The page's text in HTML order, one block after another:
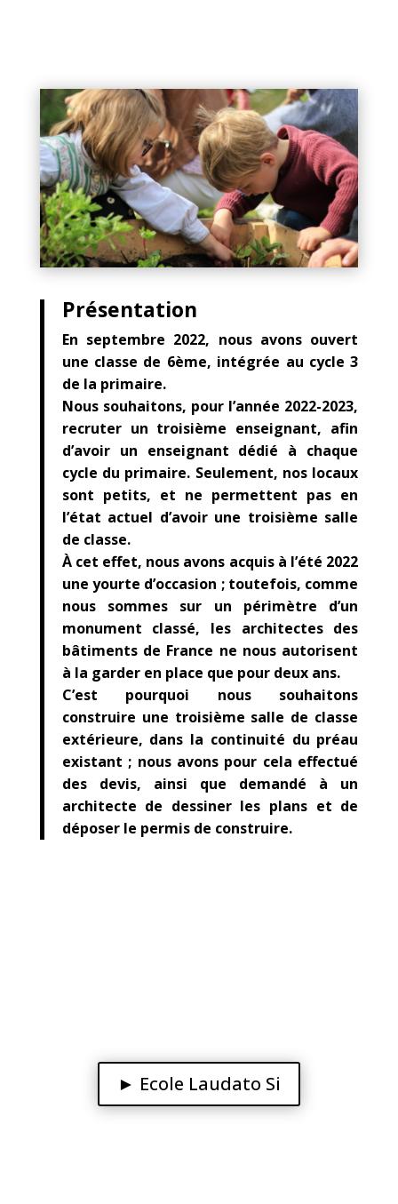
Présentation
En septembre 2022, nous avons ouvert
une classe de 6ème, intégrée au cycle 3
de la primaire.
Nous souhaitons, pour l’année 2022-2023,
recruter un troisième enseignant, afin
d’avoir un enseignant dédié à chaque
cycle du primaire. Seulement, nos locaux
sont petits, et ne permettent pas en
l’état actuel d’avoir une troisième salle
de classe.
À cet effet, nous avons acquis à l’été 2022
une yourte d’occasion ; toutefois, comme
nous sommes sur un périmètre d’un
monument classé, les architectes des
bâtiments de France ne nous autorisent
à la garder en place que pour deux ans.
C’est pourquoi nous souhaitons
construire une troisième salle de classe
extérieure, dans la continuité du préau
existant ; nous avons pour cela effectué
des devis, ainsi que demandé à un
architecte de dessiner les plans et de
déposer le permis de construire.
► Ecole Laudato Si